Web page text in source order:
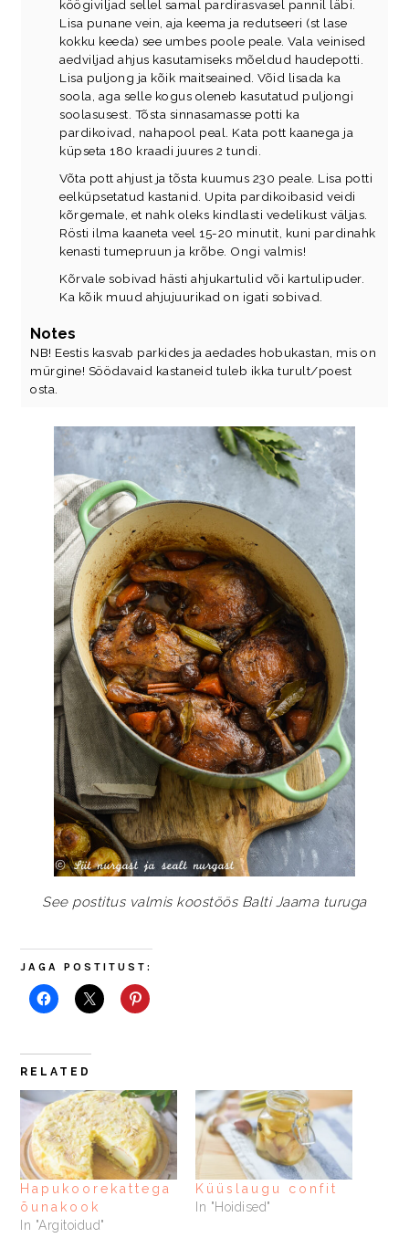
köögiviljad sellel samal pardirasvasel pannil läbi.
Lisa punane vein, aja keema ja redutseeri (st lase
kokku keeda) see umbes poole peale. Vala veinised
aedviljad ahjus kasutamiseks mõeldud haudepotti.
Lisa puljong ja kõik maitseained. Võid lisada ka
soola, aga selle kogus oleneb kasutatud puljongi
soolasusest. Tõsta sinnasamasse potti ka
pardikoivad, nahapool peal. Kata pott kaanega ja
küpseta 180 kraadi juures 2 tundi.
Võta pott ahjust ja tõsta kuumus 230 peale. Lisa potti
eelküpsetatud kastanid. Upita pardikoibasid veidi
kõrgemale, et nahk oleks kindlasti vedelikust väljas.
Rösti ilma kaaneta veel 15-20 minutit, kuni pardinahk
kenasti tumepruun ja krõbe. Ongi valmis!
Kõrvale sobivad hästi ahjukartulid või kartulipuder.
Ka kõik muud ahjujuurikad on igati sobivad.
Notes
NB! Eestis kasvab parkides ja aedades hobukastan, mis on
mürgine! Söödavaid kastaneid tuleb ikka turult/poest
osta.
See postitus valmis koostöös Balti Jaama turuga
JAGA POSTITUST:
RELATED
Hapukoorekattega
õunakook
In "Argitoidud"
Küüslaugu confit
In "Hoidised"